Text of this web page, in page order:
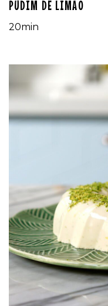
PUDIM DE LIMÃO
20min